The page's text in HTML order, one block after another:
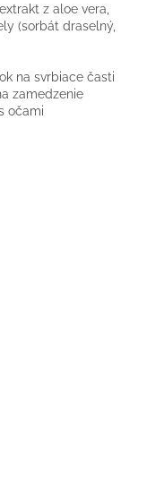
z aloe vera,
(sorbát draselný,
na svrbiace časti
zamedzenie
očami